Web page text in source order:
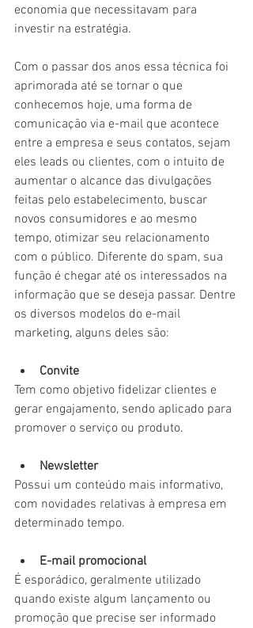
economia que necessitavam para
investir na estratégia.
Com o passar dos anos essa técnica foi
aprimorada até se tornar o que
conhecemos hoje, uma forma de
comunicação via e-mail que acontece
entre a empresa e seus contatos, sejam
eles leads ou clientes, com o intuito de
aumentar o alcance das divulgações
feitas pelo estabelecimento, buscar
novos consumidores e ao mesmo
tempo, otimizar seu relacionamento
com o público. Diferente do spam, sua
função é chegar até os interessados na
informação que se deseja passar. Dentre
os diversos modelos do e-mail
marketing, alguns deles são:
Convite
Tem como objetivo fidelizar clientes e
gerar engajamento, sendo aplicado para
promover o serviço ou produto.
Newsletter
Possui um conteúdo mais informativo,
com novidades relativas à empresa em
determinado tempo.
E-mail promocional
É esporádico, geralmente utilizado
quando existe algum lançamento ou
promoção que precise ser informado